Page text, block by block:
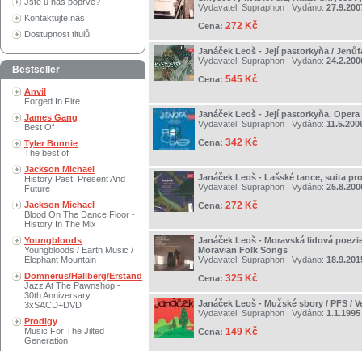
Kontaktujte nás
Dostupnost titulů
Bestseller
Anvil
Forged In Fire
James Gang
Best Of
Tyler Bonnie
The best of
Jackson Michael
History Past, Present And
Future
Jackson Michael
Blood On The Dance Floor -
History In The Mix
Youngbloods
Youngbloods / Earth Music /
Elephant Mountain
Domnerus/Hallberg/Erstand
Jazz At The Pawnshop -
30th Anniversary
3xSACD+DVD
Prodigy
Music For The Jilted
Generation
Vydavatel: Supraphon | Vydáno:
Cena: 272 Kč
Janáček Leoš - Její pastorkyňa /
Vydavatel: Supraphon | Vydáno:
Cena: 545 Kč
Janáček Leoš - Její pastorkyňa. Opera
Vydavatel: Supraphon | Vydáno:
Cena: 342 Kč
Janáček Leoš - Lašské tance, suita
Vydavatel: Supraphon | Vydáno:
Cena: 272 Kč
Janáček Leoš - Moravská lidová
Moravian Folk Songs
Vydavatel: Supraphon | Vydáno:
Cena: 325 Kč
Janáček Leoš - Mužské sbory / PFS /
Vydavatel: Supraphon | Vydáno: 1.1.1995
Cena: 149 Kč